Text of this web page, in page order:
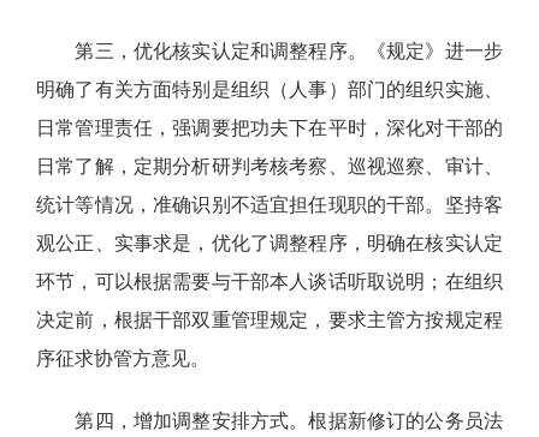
第三，优化核实认定和调整程序。《规定》进一步
明确了有关方面特别是组织（人事）部门的组织实施、
日常管理责任，强调要把功夫下在平时，深化对干部的
日常了解，定期分析研判考核考察、巡视巡察、审计、
统计等情况，准确识别不适宜担任现职的干部。坚持客
观公正、实事求是，优化了调整程序，明确在核实认定
环节，可以根据需要与干部本人谈话听取说明；在组织
决定前，根据干部双重管理规定，要求主管方按规定程
序征求协管方意见。
第四，增加调整安排方式。根据新修订的公务员法